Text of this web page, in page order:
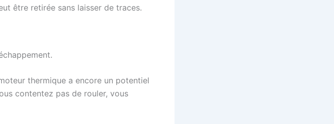
être retirée sans laisser de traces.
thermique a encore un potentiel
contentez pas de rouler, vous